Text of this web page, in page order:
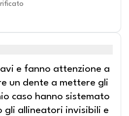
e fanno attenzione a
un dente a mettere gli
caso hanno sistemato
gli allineatori invisibili e